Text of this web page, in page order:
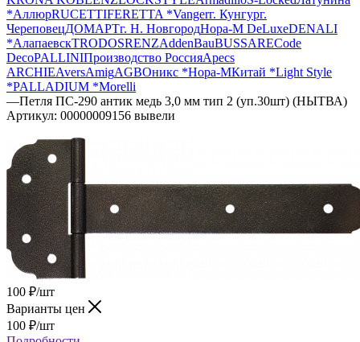
*АллюрRUCETTIFERETTA *Vangerг. Кунгург.
ЧереповецДОМАРТг. Н. НовгородНора-М DeLuxeDENALI
*АлапаевскTRODOSRENZAddenBauBUSSARECode
DecoPALLINIПроизводство РоссияApecs
ARCHIЕAversAmigAGBОникс *Нора-МКитай *Light Style
*PALLADIUM *Morelli
—Петля ПС-290 антик медь 3,0 мм тип 2 (уп.30шт) (НЫТВА)
Артикул: 00000009156 вывели
100 ₽/шт
Варианты цен
100 ₽/шт